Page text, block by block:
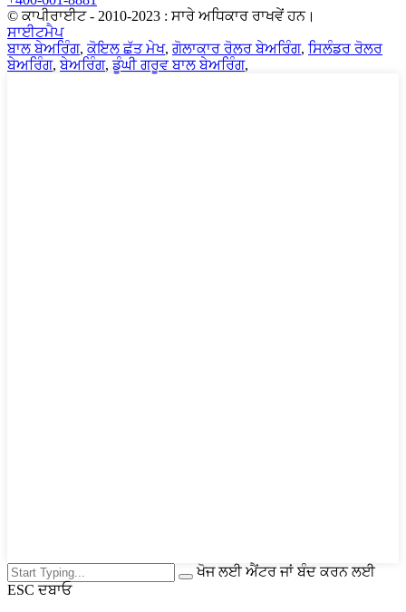
© ਕਾਪੀਰਾਈਟ - 2010-2023 : ਸਾਰੇ ਅਧਿਕਾਰ ਰਾਖਵੇਂ ਹਨ।
ਸਾਈਟਮੈਪ
ਬਾਲ ਬੇਅਰਿੰਗ,ਕੋਇਲ ਛੱਤ ਮੇਖ, ਗੋਲਾਕਾਰ ਰੋਲਰ ਬੇਅਰਿੰਗ, ਸਿਲੰਡਰ ਰੋਲਰ
ਬੇਅਰਿੰਗ,ਬੇਅਰਿੰਗ,ਡੂੰਘੀ ਗਰੂਵ ਬਾਲ ਬੇਅਰਿੰਗ,
ਖੋਜ ਲਈ ਐਂਟਰ ਜਾਂ ਬੰਦ ਕਰਨ ਲਈ
ESC ਦਬਾਓ